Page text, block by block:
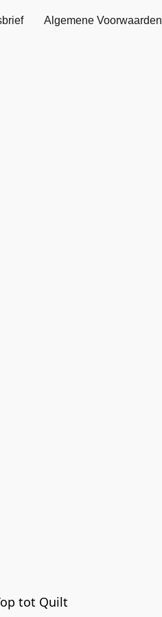
Algemene Voorwaarden
tot Quilt